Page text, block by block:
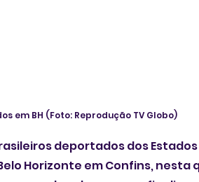
em BH (Foto: Reprodução TV Globo)
deportados dos
Horizonte em Confins, nesta